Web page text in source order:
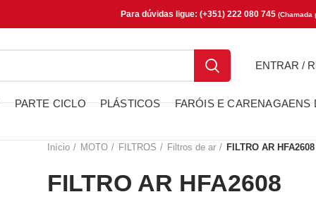
Para dúvidas ligue: (+351) 222 080 745 (Chamada
ENTRAR /
PARTE CICLO PLÁSTICOS FARÓIS E CARENAGAENS
Início MOTO FILTROS Filtros de ar FILTRO AR HFA2608
FILTRO AR HFA2608